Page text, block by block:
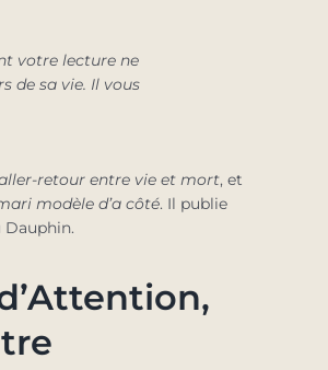
votre lecture ne
de sa vie. Il vous
retour entre vie et mort, et
modèle d’a côté. Il publie
Dauphin.